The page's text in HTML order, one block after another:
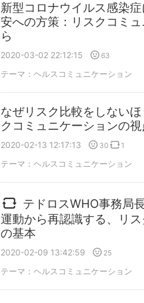
新型コロナウイルス感染
安への方策：リスクコミ
ら
2020-03-02 22:12:15 63
テーマ： ヘルスコミュニケーション
なぜリスク比較をしない
クコミュニケーションの視
2020-02-13 12:17:13 30 1
テーマ： ヘルスコミュニケーション
テドロスWHO事務局
運動から再認識する、リ
の基本
2020-02-09 13:42:59 25
テーマ： ヘルスコミュニケーション